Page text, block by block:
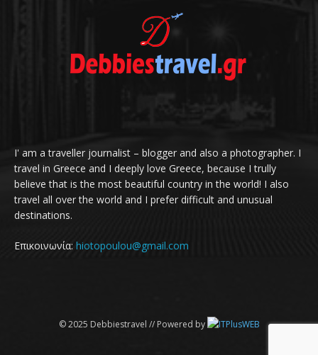
I' am a traveller journalist – blogger and also a photographer. I
travel in Greece and I deeply love Greece, because I trully
believe that is the most beautiful country in the world! I also
travel all over the world and I prefer difficult and unusual
destinations.
Επικοινωνία: hiotopoulou@gmail.com
© 2025 Debbiestravel // Powered by